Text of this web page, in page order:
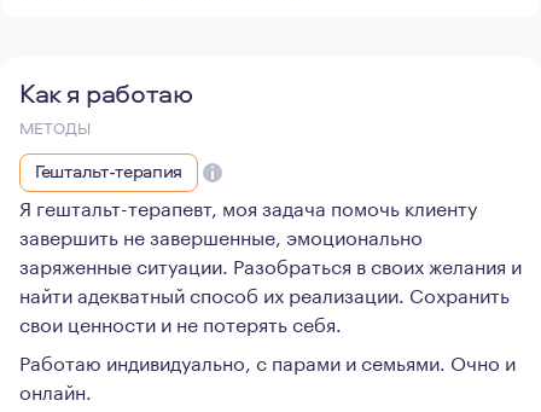
Как я работаю
МЕТОДЫ
Гештальт-терапия
Я гештальт-терапевт, моя задача помочь клиенту
завершить не завершенные, эмоционально
заряженные ситуации. Разобраться в своих желания и
найти адекватный способ их реализации. Сохранить
свои ценности и не потерять себя.
Работаю индивидуально, с парами и семьями. Очно и
онлайн.